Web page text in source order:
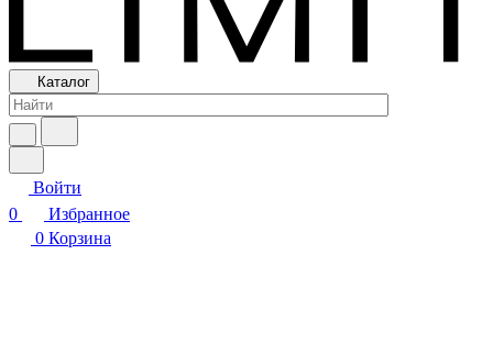
Каталог
Войти
0
Избранное
0 Корзина